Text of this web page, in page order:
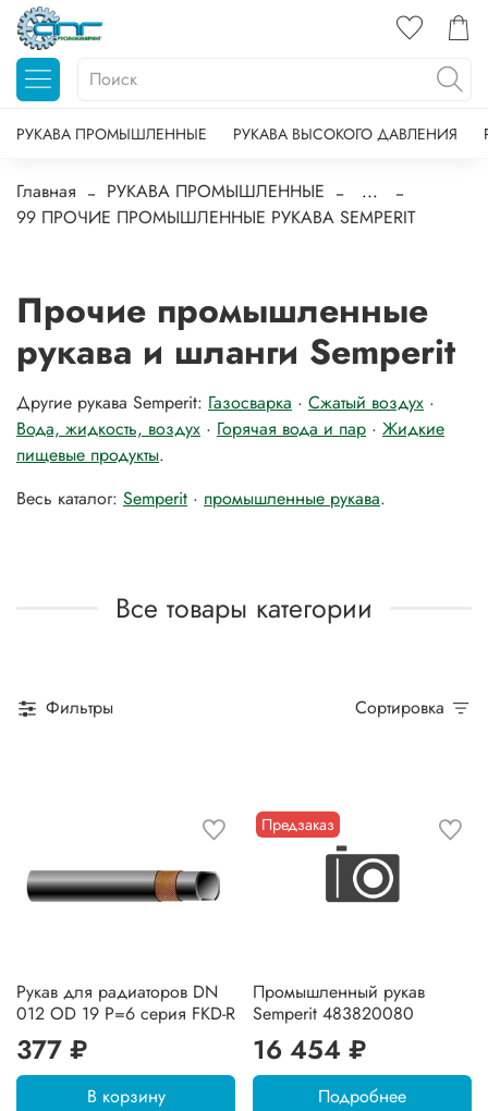
РУКАВА ПРОМЫШЛЕННЫЕ РУКАВА ВЫСОКОГО ДАВЛЕНИЯ
Главная РУКАВА ПРОМЫШЛЕННЫЕ
...
99 ПРОЧИЕ ПРОМЫШЛЕННЫЕ РУКАВА SEMPERIT
Прочие промышленные
рукава и шланги Semperit
Другие рукава Semperit: Газосварка · Сжатый воздух ·
Вода, жидкость, воздух · Горячая вода и пар · Жидкие
пищевые продукты.
Весь каталог: Semperit · промышленные рукава.
Все товары категории
Фильтры Сортировка
Рукав для радиаторов DN
012 OD 19 P=6 серия FKD-R
377 ₽
В корзину
Предзаказ
Промышленный рукав
Semperit 483820080
16 454 ₽
Подробнее